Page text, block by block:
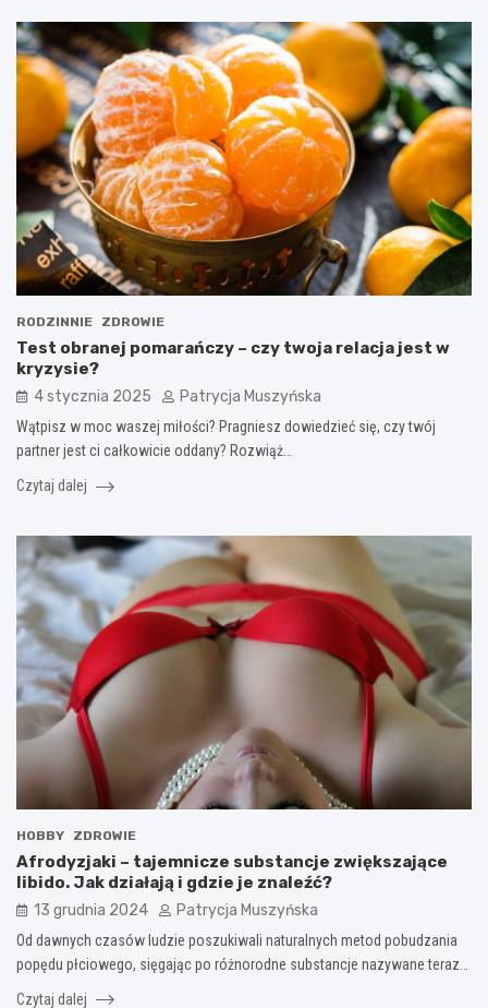
RODZINNIE ZDROWIE
Test obranej pomarańczy – czy twoja relacja jest w
kryzysie?
4 stycznia 2025 Patrycja Muszyńska
Wątpisz w moc waszej miłości? Pragniesz dowiedzieć się, czy twój
partner jest ci całkowicie oddany? Rozwiąż…
Czytaj dalej
HOBBY ZDROWIE
Afrodyzjaki – tajemnicze substancje zwiększające
libido. Jak działają i gdzie je znaleźć?
13 grudnia 2024 Patrycja Muszyńska
Od dawnych czasów ludzie poszukiwali naturalnych metod pobudzania
popędu płciowego, sięgając po różnorodne substancje nazywane teraz…
Czytaj dalej